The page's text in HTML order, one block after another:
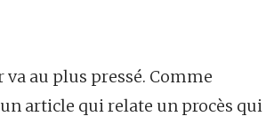
au plus pressé. Comme
article qui relate un procès qui